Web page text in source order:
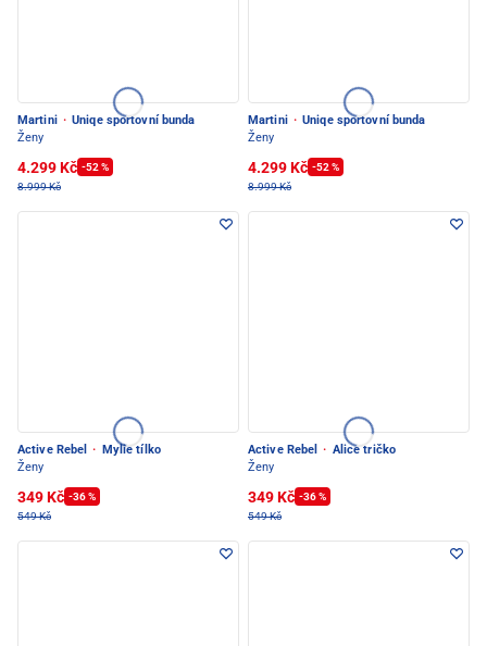
Martini · Uniqe sportovní bunda
Ženy
4.299 Kč -52 %
8.999 Kč
Martini · Uniqe sportovní bunda
Ženy
4.299 Kč -52 %
8.999 Kč
Active Rebel ·
Mylie tílko
Ženy
349 Kč -36 %
549 Kč
Active Rebel · Alice tričko
Ženy
349 Kč -36 %
549 Kč